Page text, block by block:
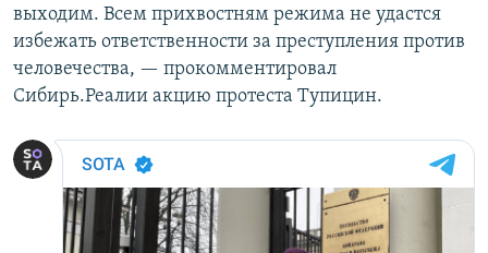
выходим. Всем прихвостням режима не удастся
избежать ответственности за преступления против
человечества, — прокомментировал
Сибирь.Реалии акцию протеста Тупицин.